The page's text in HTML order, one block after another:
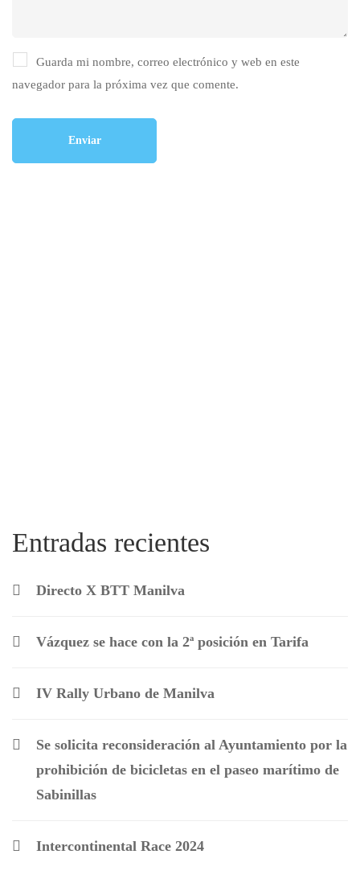
Guarda mi nombre, correo electrónico y web en este
navegador para la próxima vez que comente.
Entradas recientes
Directo X BTT Manilva
Vázquez se hace con la 2ª posición en Tarifa
IV Rally Urbano de Manilva
Se solicita reconsideración al Ayuntamiento por la
prohibición de bicicletas en el paseo marítimo de
Sabinillas
Intercontinental Race 2024